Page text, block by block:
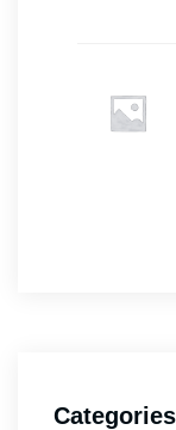
Categories